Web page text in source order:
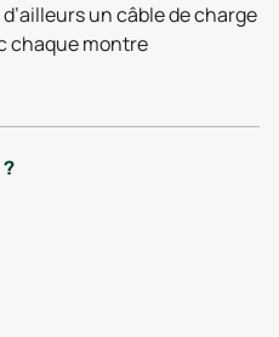
un câble de charge
chaque montre